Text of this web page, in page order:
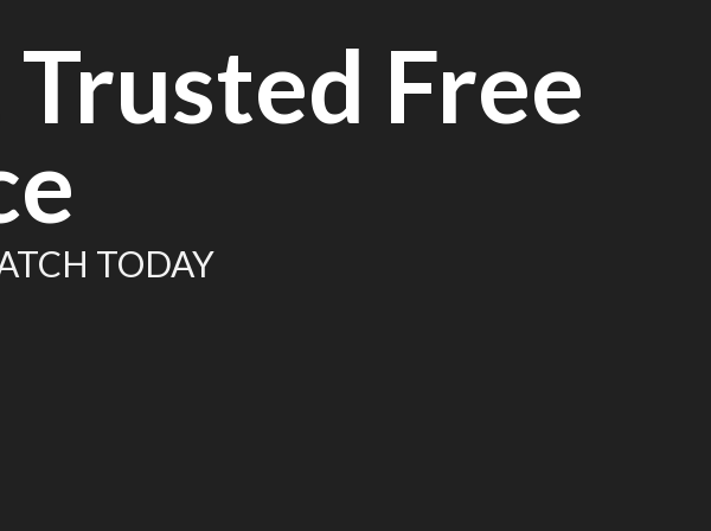
Free
TODAY